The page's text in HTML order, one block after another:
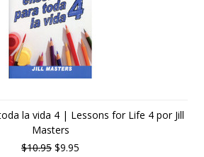
la vida 4 | Lessons for Life 4 por Jill
Masters
$10.95 $9.95